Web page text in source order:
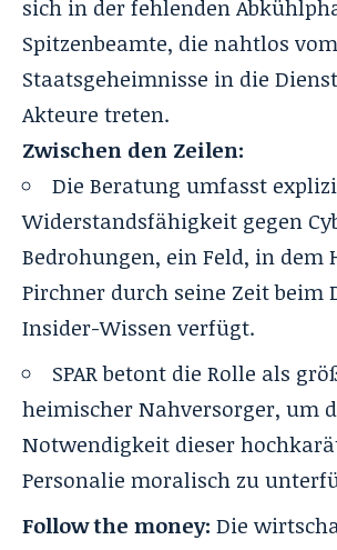
sich in der fehlenden
Spitzenbeamte, die nahtlos
Staatsgeheimnisse in die
Akteure treten.
Zwischen den Zeilen:
Die Beratung umfasst
Widerstandsfähigkeit gegen
Bedrohungen, ein Feld, in dem
Pirchner durch seine Zeit beim
Insider-Wissen verfügt.
SPAR betont die Rolle als
heimischer Nahversorger, um
Notwendigkeit dieser
Personalie moralisch zu
Follow the money: Die